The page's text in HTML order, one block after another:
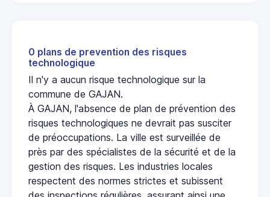
0 plans de prevention des risques
technologique
Il n'y a aucun risque technologique sur la
commune de GAJAN.
À GAJAN, l'absence de plan de prévention des
risques technologiques ne devrait pas susciter
de préoccupations. La ville est surveillée de
près par des spécialistes de la sécurité et de la
gestion des risques. Les industries locales
respectent des normes strictes et subissent